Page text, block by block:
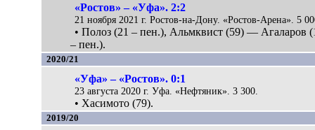
«Ростов» – «Уфа». 2:2
21 ноября 2021 г. Ростов-на-Дону. «Ростов-Арена». 5
• Полоз (21 – пен.), Альмквист (59) — Агаларов
– пен.).
2020/21
«Уфа» – «Ростов». 0:1
23 августа 2020 г. Уфа. «Нефтяник». 3 300.
• Хасимото (79).
2019/20